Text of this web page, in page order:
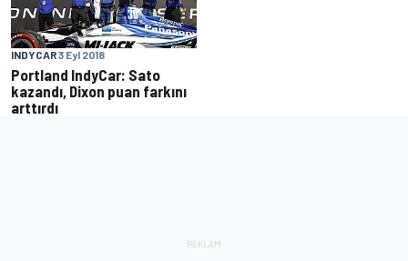
INDYCAR3 Eyl 2018
Portland IndyCar: Sato
kazandı, Dixon puan farkını
arttırdı